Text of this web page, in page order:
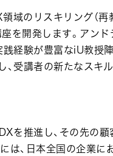
域のリスキリング（
座を開発します。アン
践経験が豊富なiU教授
受講者の新たなスキ
を推進し、その先の
は、日本全国の企業